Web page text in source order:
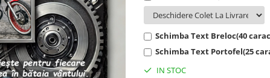
Schimba Text Breloc(40
Schimba Text Portofel(25
IN STOC